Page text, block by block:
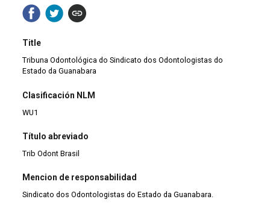
Title
Tribuna Odontológica do Sindicato dos Odontologistas do
Estado da Guanabara
Clasificación NLM
WU1
Título abreviado
Trib Odont Brasil
Mencion de responsabilidad
Sindicato dos Odontologistas do Estado da Guanabara.